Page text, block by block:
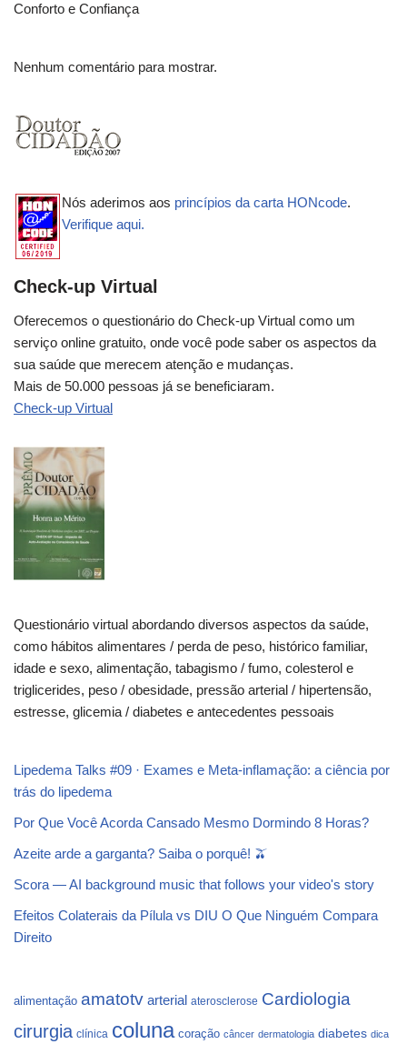
Conforto e Confiança
Nenhum comentário para mostrar.
Nós aderimos aos princípios da carta HONcode.
Verifique aqui.
Check-up Virtual
Oferecemos o questionário do Check-up Virtual como um
serviço online gratuito, onde você pode saber os aspectos da
sua saúde que merecem atenção e mudanças.
Mais de 50.000 pessoas já se beneficiaram.
Check-up Virtual
Questionário virtual abordando diversos aspectos da saúde,
como hábitos alimentares / perda de peso, histórico familiar,
idade e sexo, alimentação, tabagismo / fumo, colesterol e
triglicerides, peso / obesidade, pressão arterial / hipertensão,
estresse, glicemia / diabetes e antecedentes pessoais
Lipedema Talks #09 · Exames e Meta-inflamação: a ciência por
trás do lipedema
Por Que Você Acorda Cansado Mesmo Dormindo 8 Horas?
Azeite arde a garganta? Saiba o porquê! 🫒
Scora — AI background music that follows your video's story
Efeitos Colaterais da Pílula vs DIU O Que Ninguém Compara
Direito
alimentação amatotv arterial aterosclerose Cardiologia
cirurgia clínica coluna coração câncer dermatologia diabetes dica